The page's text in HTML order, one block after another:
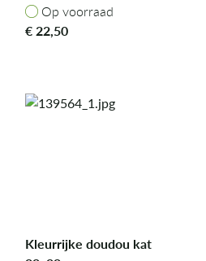
Op voorraad
Op voorraad
€22,50
Kleurrijke doudou kat